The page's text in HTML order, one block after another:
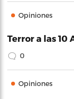
Opiniones
Terror a las 10
0
Opiniones